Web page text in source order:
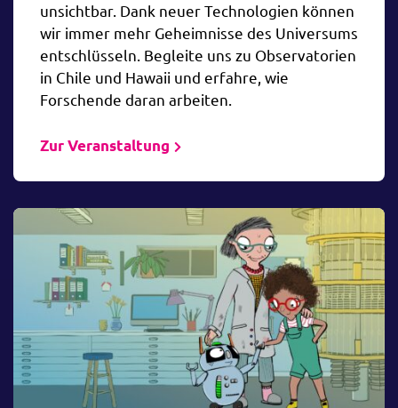
unsichtbar. Dank neuer Technologien können
wir immer mehr Geheimnisse des Universums
entschlüsseln. Begleite uns zu Observatorien
in Chile und Hawaii und erfahre, wie
Forschende daran arbeiten.
Zur Veranstaltung